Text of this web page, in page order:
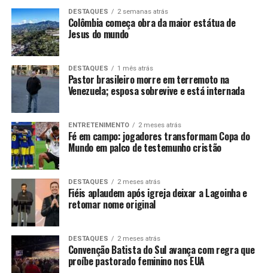
DESTAQUES 2 semanas atrás
Colômbia começa obra da maior estátua de
Jesus do mundo
DESTAQUES 1 mês atrás
Pastor brasileiro morre em terremoto na
Venezuela; esposa sobrevive e está internada
ENTRETENIMENTO 2 meses atrás
Fé em campo: jogadores transformam Copa do
Mundo em palco de testemunho cristão
DESTAQUES 2 meses atrás
Fiéis aplaudem após igreja deixar a Lagoinha e
retomar nome original
DESTAQUES 2 meses atrás
Convenção Batista do Sul avança com regra que
proíbe pastorado feminino nos EUA